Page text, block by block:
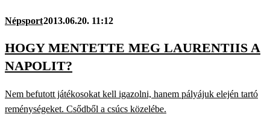
Népsport2013.06.20. 11:12
HOGY MENTETTE MEG LAURENTIIS A
NAPOLIT?
Nem befutott játékosokat kell igazolni, hanem pályájuk elején tartó
reménységeket. Csődből a csúcs közelébe.